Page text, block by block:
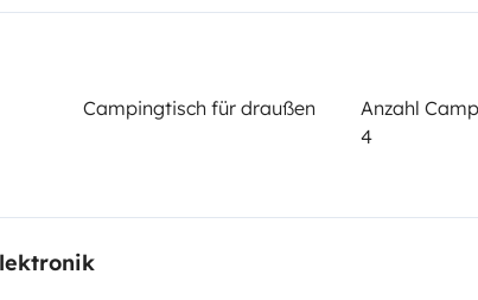
Campingtisch für draußen
Anzahl
4